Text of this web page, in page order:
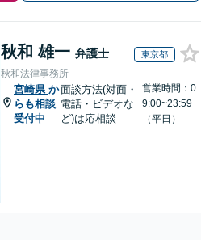
秋和 雄一 弁護士 東京都
秋和法律事務所
宮崎県 か
らも相談
受付中
面談方法(対面・
電話・ビデオな
ど)は応相談
営業時間：0
9:00~23:59
（平日）